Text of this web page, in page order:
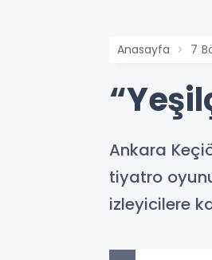
Anasayfa 7
Ankara
tiyatro
izleyicilere